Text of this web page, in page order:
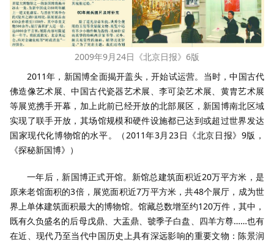
2009年9月24日《北京日报》6版
2011年，新国博全面揭开盖头，开始试运营。当时，中国古代
佛造像艺术展、中国古代瓷器艺术展、李可染艺术展、黄胄艺术展
等展览携手开幕，加上此前已经开放的北部展区，新国博南北区域
实现了联手开放，其场馆规模和硬件设施都已达到或超过世界发达
国家现代化博物馆的水平。（2011年3月23日《北京日报》9版，
《探秘新国博》）
一年后，新国博正式开馆。新馆总建筑面积近20万平方米，是
原来老馆面积的3倍，展览面积近7万平方米，共48个展厅，成为世
界上单体建筑面积最大的博物馆。馆藏总数增至约120万件，其中，
既有久负盛名的后母戊鼎、大盂鼎、虢季子白盘、四羊方尊……也有
在近、现代乃至当代中国历史上具有深远影响的重要文物：陈景润